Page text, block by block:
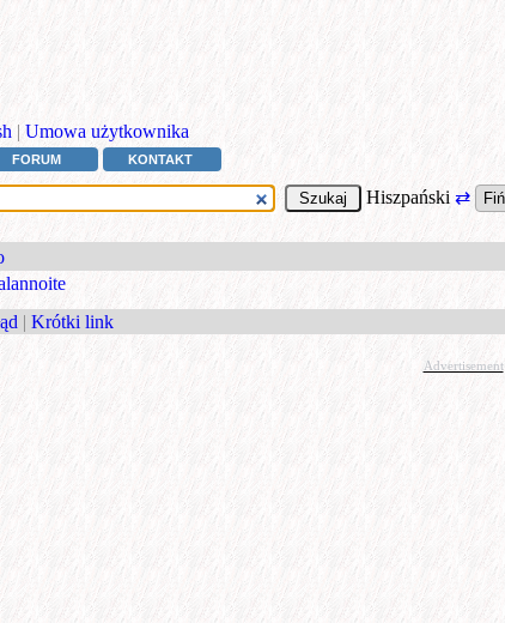
| Umowa użytkownika
FORUM KONTAKT
Hiszpański ⇄
| Krótki link
Advertisement